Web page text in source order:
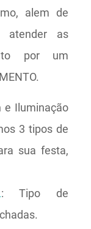
alem de
atender as
por um
e Iluminação
3 tipos de
sua festa,
: Tipo de